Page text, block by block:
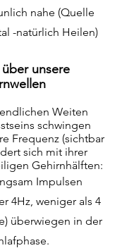
nahe (Quelle
-natürlich Heilen)
unsere
Weiten
schwingen
Frequenz (sichtbar
sich mit ihrer
Gehirnhälften:
Impulsen
4Hz, weniger als 4
überwiegen in der